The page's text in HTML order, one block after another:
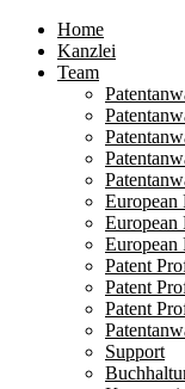
Home
Kanzlei
Team
European
European
European
Patent
Patent
Patent
Support